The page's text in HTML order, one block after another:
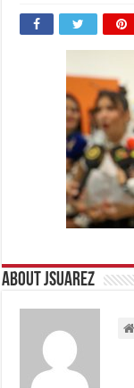
About Jsuarez